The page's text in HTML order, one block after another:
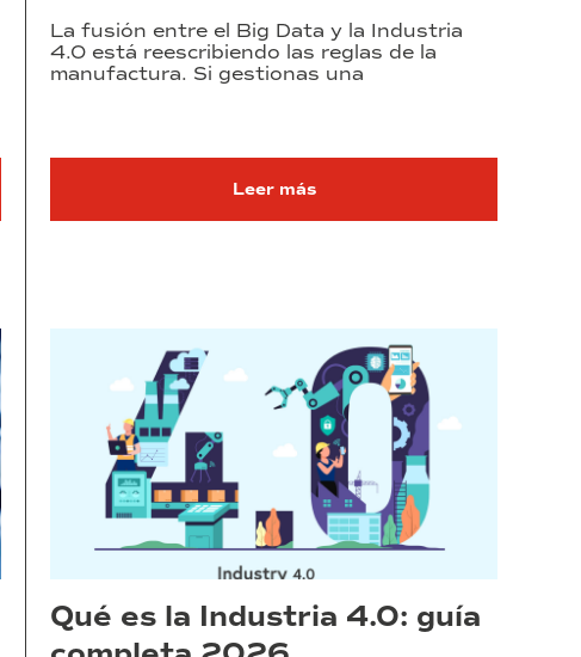
La fusión entre el Big Data y la Industria
4.0 está reescribiendo las reglas de la
manufactura. Si gestionas una
Leer más
Qué es la Industria 4.0: guía